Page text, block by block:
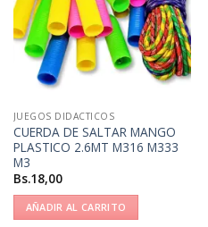
JUEGOS DIDACTICOS
CUERDA DE SALTAR MANGO
PLASTICO 2.6MT M316 M333
M3
Bs.18,00
AÑADIR AL CARRITO